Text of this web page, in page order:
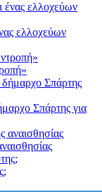
ελλοχεύων
Σπάρτης για